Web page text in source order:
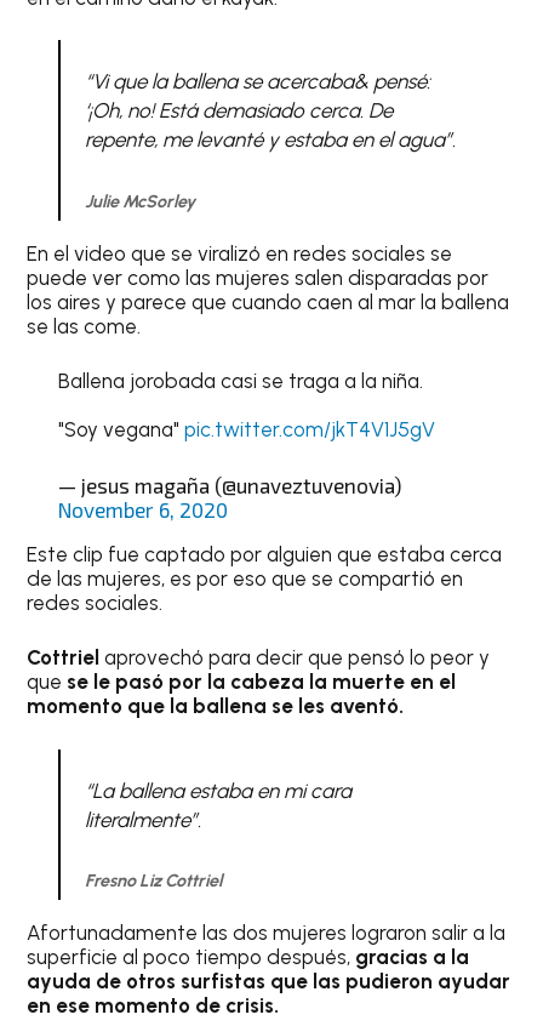
“Vi que la ballena se acercaba& pensé:
‘¡Oh, no! Está demasiado cerca. De
repente, me levanté y estaba en el agua”.
Julie McSorley
En el video que se viralizó en redes sociales se
puede ver como las mujeres salen disparadas por
los aires y parece que cuando caen al mar la ballena
se las come.
Ballena jorobada casi se traga a la niña.
"Soy vegana" pic.twitter.com/jkT4V1J5gV
— jesus magaña (@unaveztuvenovia)
November 6, 2020
Este clip fue captado por alguien que estaba cerca
de las mujeres, es por eso que se compartió en
redes sociales.
Cottriel aprovechó para decir que pensó lo peor y
que se le pasó por la cabeza la muerte en el
momento que la ballena se les aventó.
“La ballena estaba en mi cara
literalmente”.
Fresno Liz Cottriel
Afortunadamente las dos mujeres lograron salir a la
superficie al poco tiempo después, gracias a la
ayuda de otros surfistas que las pudieron ayudar
en ese momento de crisis.